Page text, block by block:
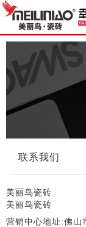
联系我们
美丽鸟瓷砖
美丽鸟瓷砖
营销中心地址:佛山